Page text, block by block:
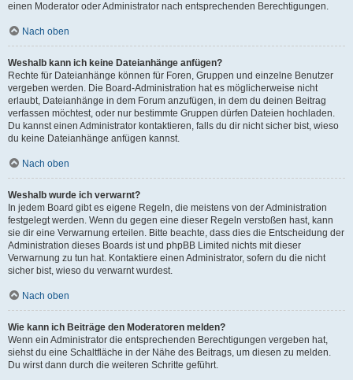
einen Moderator oder Administrator nach entsprechenden Berechtigungen.
Nach oben
Weshalb kann ich keine Dateianhänge anfügen?
Rechte für Dateianhänge können für Foren, Gruppen und einzelne Benutzer
vergeben werden. Die Board-Administration hat es möglicherweise nicht
erlaubt, Dateianhänge in dem Forum anzufügen, in dem du deinen Beitrag
verfassen möchtest, oder nur bestimmte Gruppen dürfen Dateien hochladen.
Du kannst einen Administrator kontaktieren, falls du dir nicht sicher bist, wieso
du keine Dateianhänge anfügen kannst.
Nach oben
Weshalb wurde ich verwarnt?
In jedem Board gibt es eigene Regeln, die meistens von der Administration
festgelegt werden. Wenn du gegen eine dieser Regeln verstoßen hast, kann
sie dir eine Verwarnung erteilen. Bitte beachte, dass dies die Entscheidung der
Administration dieses Boards ist und phpBB Limited nichts mit dieser
Verwarnung zu tun hat. Kontaktiere einen Administrator, sofern du die nicht
sicher bist, wieso du verwarnt wurdest.
Nach oben
Wie kann ich Beiträge den Moderatoren melden?
Wenn ein Administrator die entsprechenden Berechtigungen vergeben hat,
siehst du eine Schaltfläche in der Nähe des Beitrags, um diesen zu melden.
Du wirst dann durch die weiteren Schritte geführt.